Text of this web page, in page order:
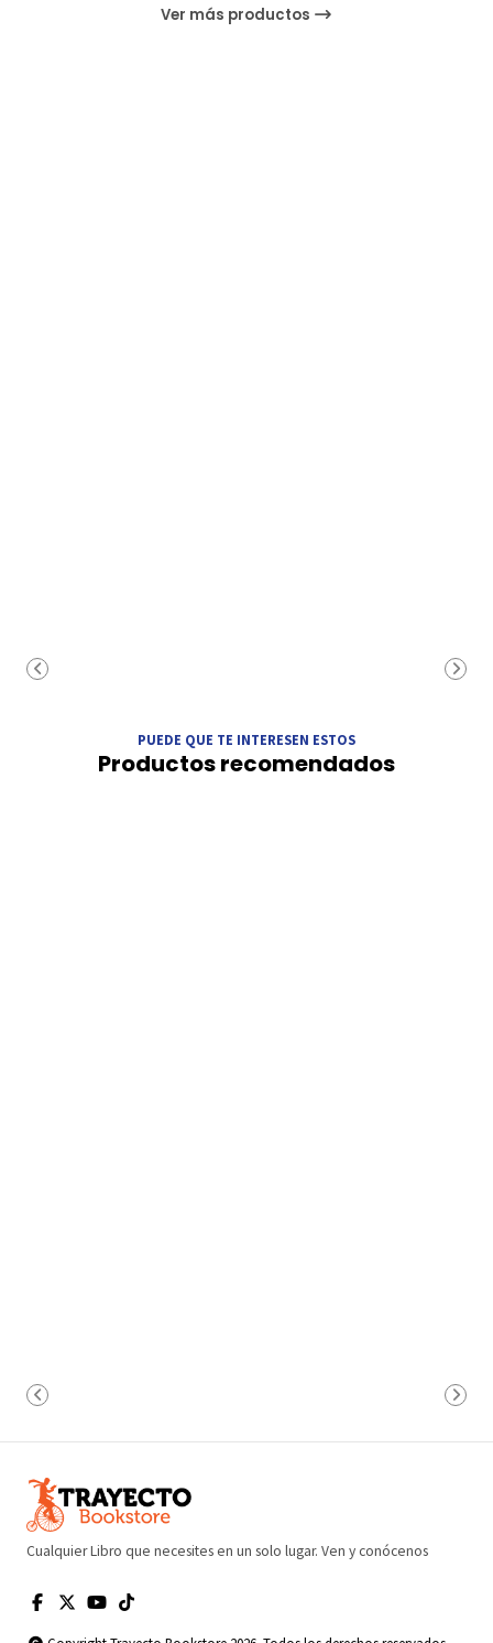
Ver más productos
PUEDE QUE TE INTERESEN ESTOS
Productos recomendados
Cualquier Libro que necesites en un solo lugar. Ven y conócenos